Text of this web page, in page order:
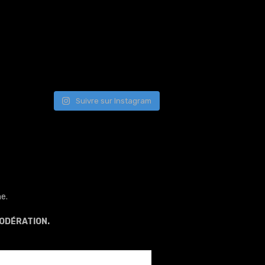
Suivre sur Instagram